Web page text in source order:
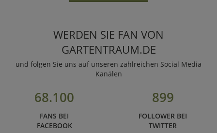
WERDEN SIE FAN VON
GARTENTRAUM.DE
und folgen Sie uns auf unseren zahlreichen Social Media
Kanälen
68.100
FANS BEI
FACEBOOK
899
FOLLOWER BEI
TWITTER